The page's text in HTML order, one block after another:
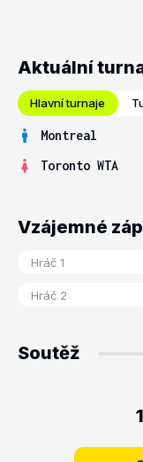
Aktuální
Hlavní turnaje
Montreal
Toronto WTA
Vzájemné
Soutěž